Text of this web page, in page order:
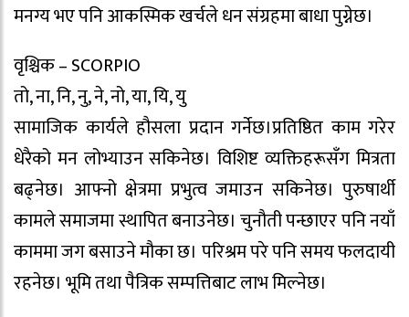
मनग्य भए पनि आकस्मिक खर्चले धन संग्रहमा बाधा पुग्नेछ।
वृश्चिक – SCORPIO
तो, ना, नि, नु, ने, नो, या, यि, यु
सामाजिक कार्यले हौसला प्रदान गर्नेछ।प्रतिष्ठित काम गरेर
धेरैको मन लोभ्याउन सकिनेछ। विशिष्ट व्यक्तिहरूसँग मित्रता
बढ्नेछ। आफ्नो क्षेत्रमा प्रभुत्व जमाउन सकिनेछ। पुरुषार्थी
कामले समाजमा स्थापित बनाउनेछ। चुनौती पन्छाएर पनि नयाँ
काममा जग बसाउने मौका छ। परिश्रम परे पनि समय फलदायी
रहनेछ। भूमि तथा पैत्रिक सम्पत्तिबाट लाभ मिल्नेछ।